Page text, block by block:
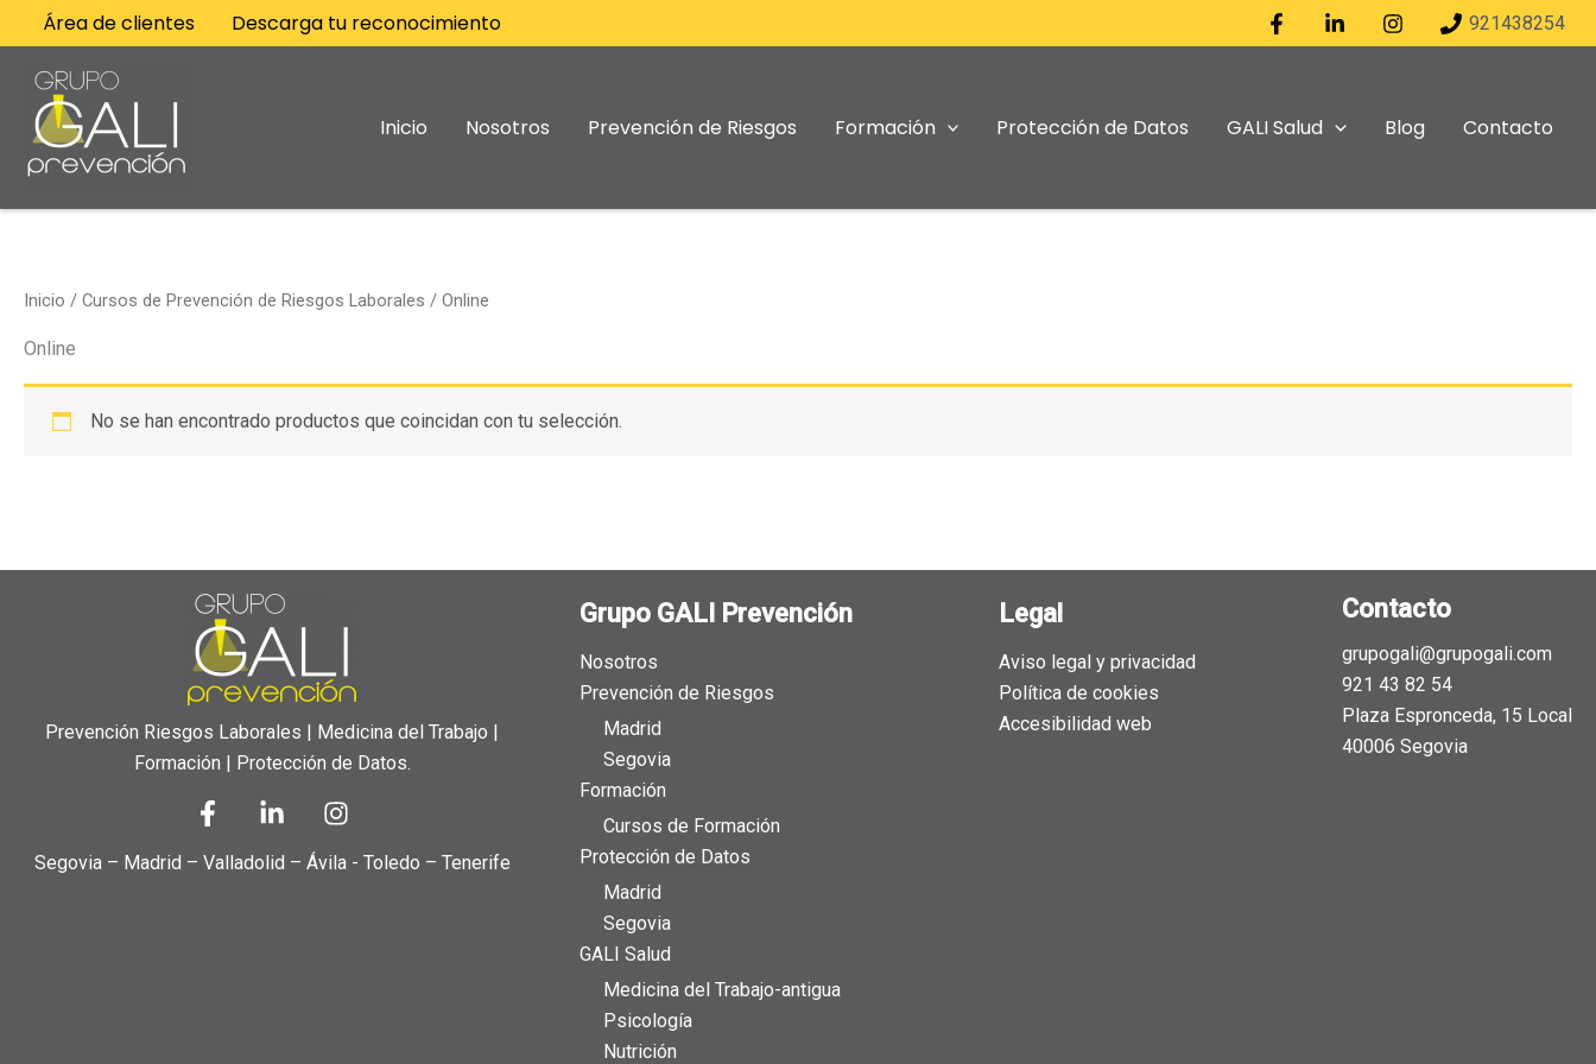
al
contenido
Área de clientes Descarga tu reconocimiento 921438254
Inicio Nosotros Prevención de Riesgos Formación Protección de Datos GALI Salud Blog Contacto
Inicio / Cursos de Prevención de Riesgos Laborales / Online
Online
No se han encontrado productos que coincidan con tu selección.
Prevención Riesgos Laborales | Medicina del Trabajo |
Formación | Protección de Datos.
Segovia – Madrid – Valladolid – Ávila - Toledo – Tenerife
Grupo GALI Prevención
Nosotros
Prevención de Riesgos
Madrid
Segovia
Formación
Cursos de Formación
Protección de Datos
Madrid
Segovia
GALI Salud
Medicina del Trabajo-antigua
Psicología
Nutrición
Legal
Aviso legal y privacidad
Política de cookies
Accesibilidad web
Contacto
grupogali@grupogali.com
921 43 82 54
Plaza Espronceda, 15 Local
40006 Segovia